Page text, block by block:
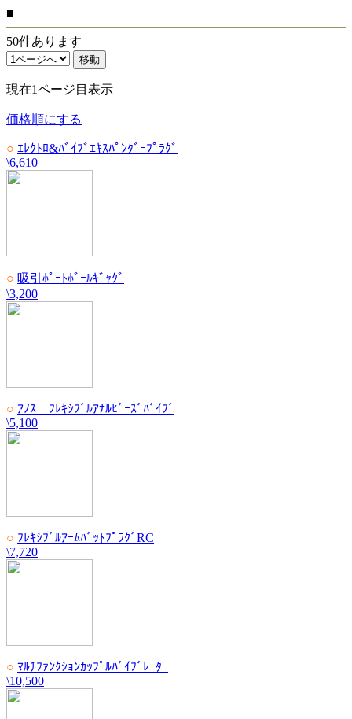
■
50件あります
現在1ページ目表示
価格順にする
○ ｴﾚｸﾄﾛ&ﾊﾞｲﾌﾞｴｷｽﾊﾟﾝﾀﾞｰﾌﾟﾗｸﾞ
\6,610
○ 吸引ﾎﾟｰﾄﾎﾞｰﾙｷﾞｬｸﾞ
\3,200
○ ｱﾉｽ ﾌﾚｷｼﾌﾞﾙｱﾅﾙﾋﾞｰｽﾞﾊﾞｲﾌﾞ
\5,100
○ ﾌﾚｷｼﾌﾞﾙｱｰﾑﾊﾞｯﾄﾌﾟﾗｸﾞRC
\7,720
○ ﾏﾙﾁﾌｧﾝｸｼｮﾝｶｯﾌﾟﾙﾊﾞｲﾌﾞﾚｰﾀｰ
\10,500